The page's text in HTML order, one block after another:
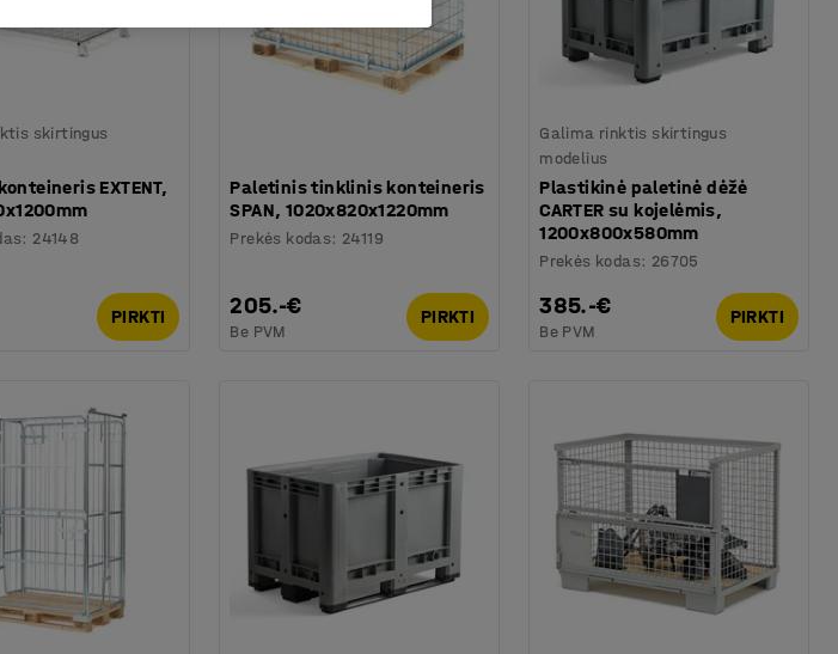
skirtingus
EXTENT,
: 24148
PIRKTI
Paletinis tinklinis konteineris
SPAN, 1020x820x1220mm
Prekės kodas: 24119
205.-€
Be PVM
PIRKTI
Galima rinktis skirtingus
modelius
Plastikinė paletinė dėžė
CARTER su kojelėmis,
1200x800x580mm
Prekės kodas: 26705
385.-€
Be PVM
PIRKTI